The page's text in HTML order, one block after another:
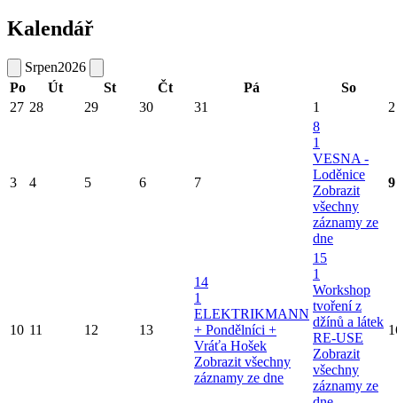
Kalendář
Srpen2026
Po
Út St Čt Pá
So
27 28 29 30 31 1 2
3 4 5 6 7
8
1
VESNA -
Loděnice
Zobrazit
všechny
záznamy ze
dne
9
10 11 12 13
14
1
ELEKTRIKMANN
+ Pondělníci +
Vráťa Hošek
Zobrazit všechny
záznamy ze dne
15
1
Workshop
tvoření z
džínů a látek
RE-USE
Zobrazit
všechny
záznamy ze